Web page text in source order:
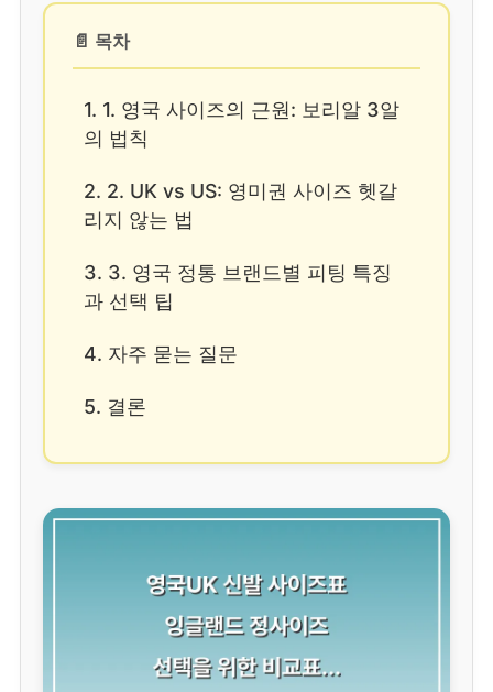
📄 목차
1. 1. 영국 사이즈의 근원: 보리알 3알
의 법칙
2. 2. UK vs US: 영미권 사이즈 헷갈
리지 않는 법
3. 3. 영국 정통 브랜드별 피팅 특징
과 선택 팁
4. 자주 묻는 질문
5. 결론